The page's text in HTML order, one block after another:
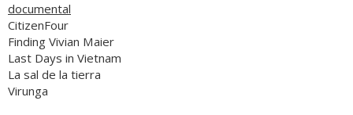
documental
CitizenFour
Finding Vivian Maier
Last Days in Vietnam
La sal de la tierra
Virunga